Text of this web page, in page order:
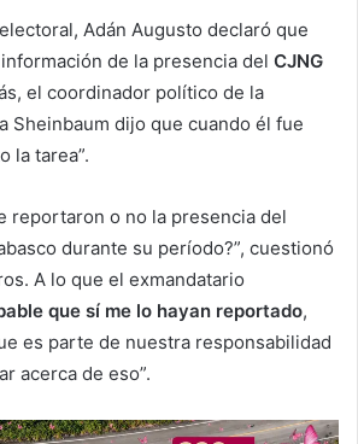
Adán Augusto declaró que
de la presencia del CJNG
el coordinador político de la
Sheinbaum dijo que cuando él fue
la tarea”.
reportaron o no la presencia del
durante su período?”, cuestionó
A lo que el exmandatario
que sí me lo hayan reportado,
es parte de nuestra responsabilidad
acerca de eso”.